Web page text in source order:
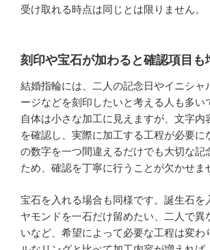
受け取れる時点は同じとは限りません。
刻印や宝石が加わると確認項目も
結婚指輪には、二人の記念日やイニシャ
ージなどを刻印したいと考える人も多い
自体は小さな加工に見えますが、文字内
を確認し、実際に加工する工程が必要に
の数字を一つ間違えるだけでも大切な記
ため、確認を丁寧に行うことが欠かせま
宝石を入れる場合も同様です。誕生石を
ヤモンドを一石だけ留めたい、二人で異
いなど、希望によって必要な工程は変わ